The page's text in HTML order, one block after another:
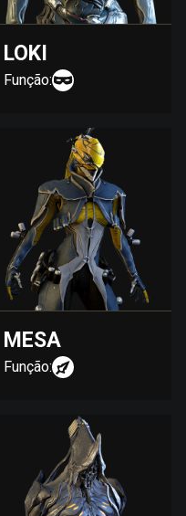
LOKI
Função:
MESA
Função: